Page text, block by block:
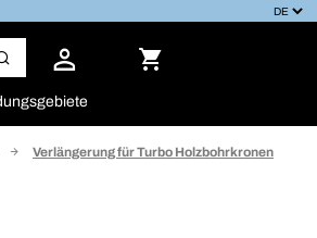
Verlängerung für Turbo Holzbohrkronen